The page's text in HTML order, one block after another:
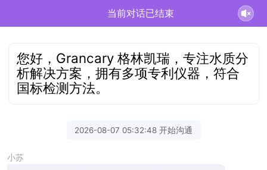
当前对话已结束
您好，Grancary 格林凯瑞，专注水质分
析解决方案，拥有多项专利仪器，符合
国标检测方法。
2026-08-07 05:32:48 开始沟通
小苏